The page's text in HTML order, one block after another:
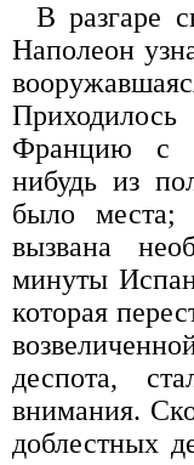
В разгаре
Наполеон
Францию с
нибудь из
было места;
вызвана
минуты
которая
деспота,
внимания.
доблестных